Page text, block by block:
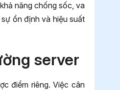
năng chống sốc, va
ổn định và hiệu suất
server
điểm riêng. Việc cân